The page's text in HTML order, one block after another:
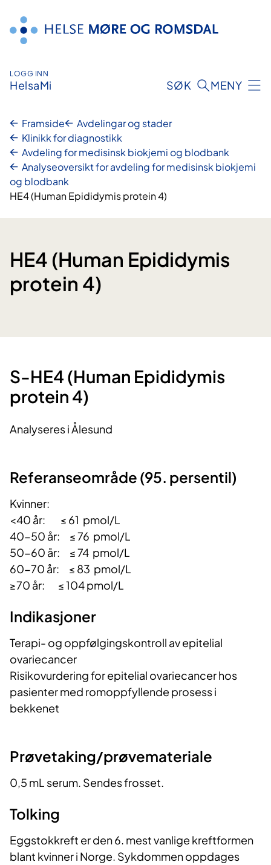
innhald
LOGG INN
HelsaMi SØK MENY
Framside
Avdelingar og stader
Klinikk for diagnostikk
Avdeling for medisinsk biokjemi og blodbank
Analyseoversikt for avdeling for medisinsk biokjemi
og blodbank
HE4 (Human Epididymis protein 4)
HE4 (Human Epididymis
protein 4)
​S-HE4 (Human Epididymis
protein 4)
Analyseres i Ålesund
Referanseområde (95. persentil)
Kvinner:
<40 år: ≤ 61 pmol/L
40-50 år: ≤ 76 pmol/L
50-60 år: ≤ 74 pmol/L
60-70 år: ≤ 83 pmol/L
≥70 år: ≤ 104 pmol/L
Indikasjoner
Terapi- og oppfølgingskontroll av epitelial
ovariecancer
Risikovurdering for epitelial ovariecancer hos
pasienter med romoppfyllende prosess i
bekkenet
Prøvetaking/prøvemateriale
0,5 mL serum. Sendes frosset.
Tolking
Eggstokkreft er den 6. mest vanlige kreftformen
blant kvinner i Norge. Sykdommen oppdages